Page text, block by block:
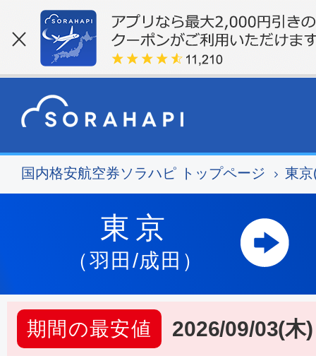
国内格安航空券ソラハピ トップページ 東
東京
（羽田/成田）
期間の最安値 2026/09/03(木)